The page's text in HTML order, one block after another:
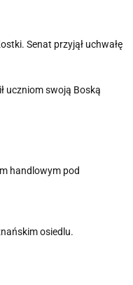
Senat przyjął uchwałę
uczniom swoją Boską
handlowym pod
osiedlu.